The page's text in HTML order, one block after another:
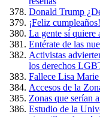
Donald Trump
¡Feliz
La gente sí
Entérate de las
Activistas
los derechos
Fallece Lisa Marie
Accesos de la
Zonas que serían
Estudio de la